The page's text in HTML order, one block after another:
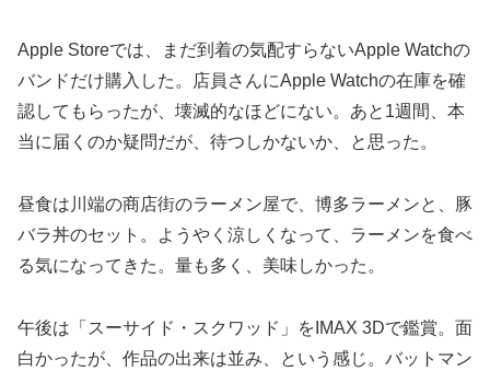
Apple Storeでは、まだ到着の気配すらないApple Watchの
バンドだけ購入した。店員さんにApple Watchの在庫を確
認してもらったが、壊滅的なほどにない。あと1週間、本
当に届くのか疑問だが、待つしかないか、と思った。
昼食は川端の商店街のラーメン屋で、博多ラーメンと、豚
バラ丼のセット。ようやく涼しくなって、ラーメンを食べ
る気になってきた。量も多く、美味しかった。
午後は「スーサイド・スクワッド」をIMAX 3Dで鑑賞。面
白かったが、作品の出来は並み、という感じ。バットマン